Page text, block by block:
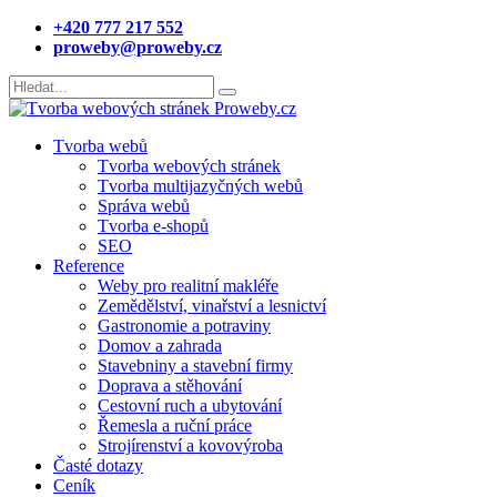
+420 777 217 552
proweby@proweby.cz
Tvorba webů
Tvorba webových stránek
Tvorba multijazyčných webů
Správa webů
Tvorba e-shopů
SEO
Reference
Weby pro realitní makléře
Zemědělství, vinařství a lesnictví
Gastronomie a potraviny
Domov a zahrada
Stavebniny a stavební firmy
Doprava a stěhování
Cestovní ruch a ubytování
Řemesla a ruční práce
Strojírenství a kovovýroba
Časté dotazy
Ceník